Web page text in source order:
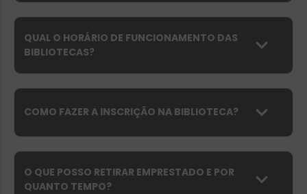
QUAL O HORÁRIO DE FUNCIONAMENTO DAS
BIBLIOTECAS?
COMO FAZER A INSCRIÇÃO NA BIBLIOTECA?
O QUE POSSO RETIRAR EMPRESTADO E POR
QUANTO TEMPO?